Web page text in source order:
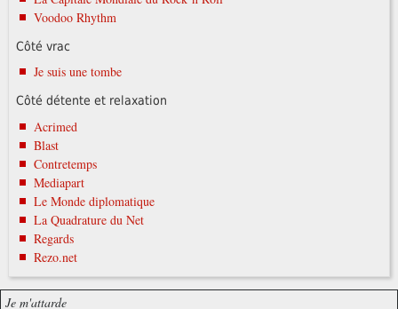
Voodoo Rhythm
Côté vrac
Je suis une tombe
Côté détente et relaxation
Acrimed
Blast
Contretemps
Mediapart
Le Monde diplomatique
La Quadrature du Net
Regards
Rezo.net
Je m'attarde